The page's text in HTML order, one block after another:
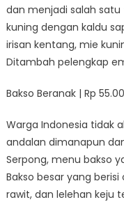
dan menjadi salah satu
kuning dengan kaldu
irisan kentang, mie
Ditambah pelengkap
Bakso Beranak | Rp
Warga Indonesia tidak
andalan dimanapun
Serpong, menu bakso
Bakso besar yang
rawit, dan lelehan keju